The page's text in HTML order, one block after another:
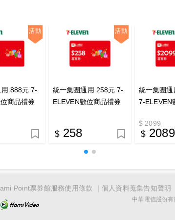
活動
888元 7-
商品禮券
活動
統一集團通用 258元 7-
ELEVEN數位商品禮券
258
統一集團
7-ELEVEN
$ 2099
2089
Point票券館服務使用條款 個人資料蒐集告知聲明
中華電信股份